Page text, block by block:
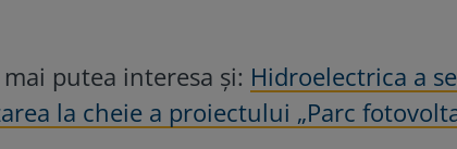
putea interesa și: Hidroelectrica a
la cheie a proiectului „Parc